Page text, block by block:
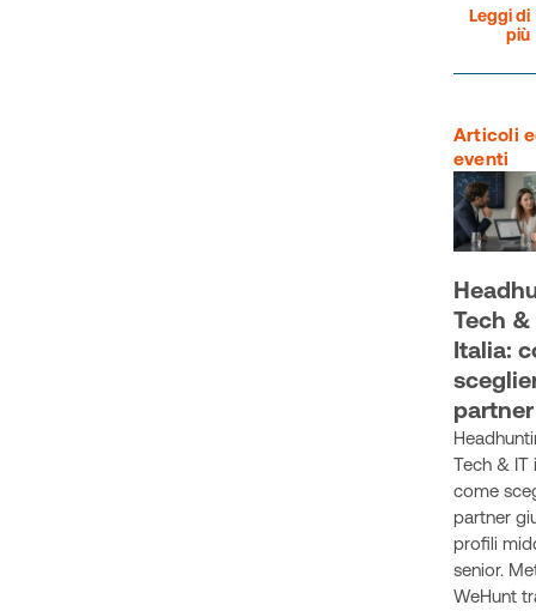
Leggi di
più
Articoli
eventi
Tech &
Italia:
partner
Tech & IT
come
partner
profili
senior.
WeHunt